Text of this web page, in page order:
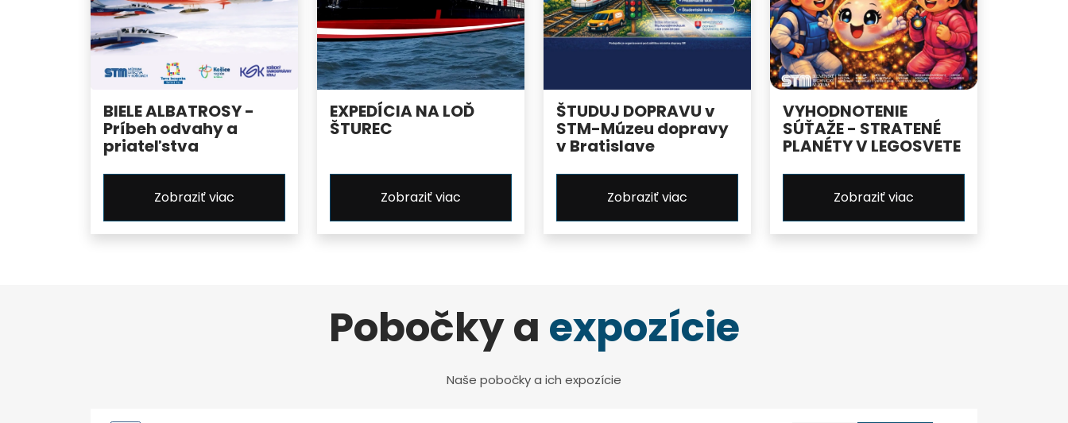
BIELE ALBATROSY -
Príbeh odvahy a
priateľstva
Zobraziť viac
EXPEDÍCIA NA LOĎ
ŠTUREC
Zobraziť viac
ŠTUDUJ DOPRAVU v
STM-Múzeu dopravy
v Bratislave
Zobraziť viac
VYHODNOTENIE
SÚŤAŽE - STRATENÉ
PLANÉTY V LEGOSVETE
Zobraziť viac
Pobočky a expozície
Naše pobočky a ich expozície